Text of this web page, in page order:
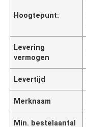
Hoogtepunt:
Levering
vermogen
Levertijd
Merknaam
Min. bestelaantal